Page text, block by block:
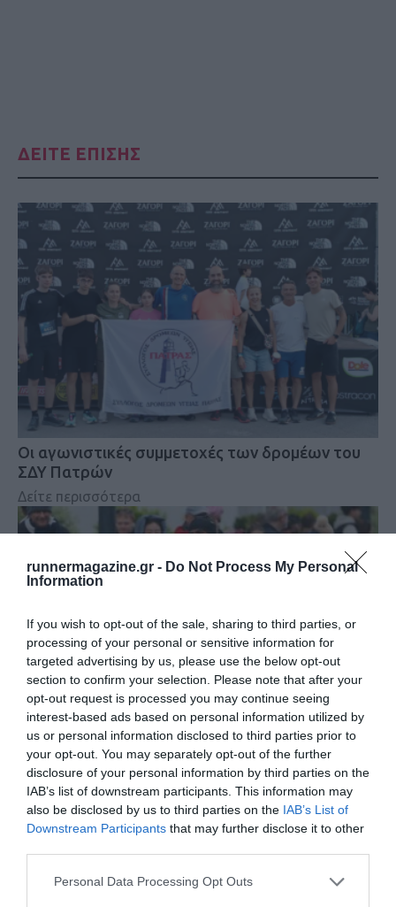
runnermagazine.gr - Do Not Process My Personal
Information
If you wish to opt-out of the sale, sharing to third parties, or
processing of your personal or sensitive information for
targeted advertising by us, please use the below opt-out
section to confirm your selection. Please note that after your
opt-out request is processed you may continue seeing
interest-based ads based on personal information utilized by
us or personal information disclosed to third parties prior to
your opt-out. You may separately opt-out of the further
disclosure of your personal information by third parties on the
IAB’s list of downstream participants. This information may
also be disclosed by us to third parties on the IAB’s List of
Downstream Participants that may further disclose it to other
Personal Data Processing Opt Outs
ΔΕΙΤΕ ΕΠΙΣΗΣ
Οι αγωνιστικές συμμετοχές των δρομέων του
ΣΔΥ Πατρών
Δείτε περισσότερα
Αίσιο τέλος για τον Βραζιλιάνο μαραθωνοδρόμο
που είχε ε…
Ευχάριστα νέα από την Βραζιλία